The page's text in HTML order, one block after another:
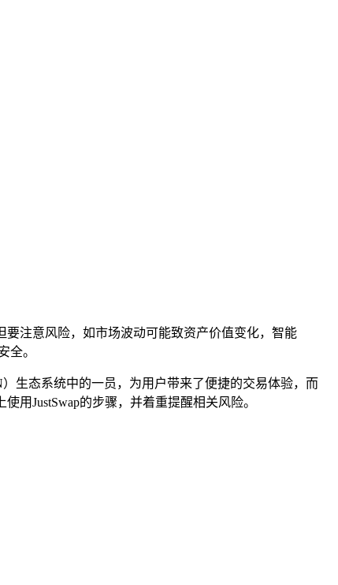
要注意风险，如市场波动可能致资产价值变化，智能
全。
生态系统中的一员，为用户带来了便捷的交易体验，而
用JustSwap的步骤，并着重提醒相关风险。